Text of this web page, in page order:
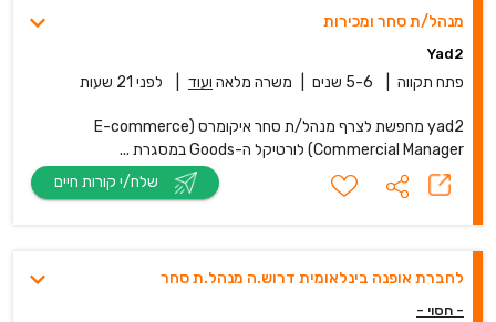
מנהל/ת סחר ומכירות
Yad2
פתח תקווה 5-6 שנים משרה מלאה ועוד לפני 21 שעות
yad2 מחפשת לצרף מנהל/ת סחר איקומרס (E-commerce
Commercial Manager) לורטיקל ה-Goods במסגרת ...
לחברת אופנה בינלאומית דרוש.ה מנהל.ת סחר
- חסוי -